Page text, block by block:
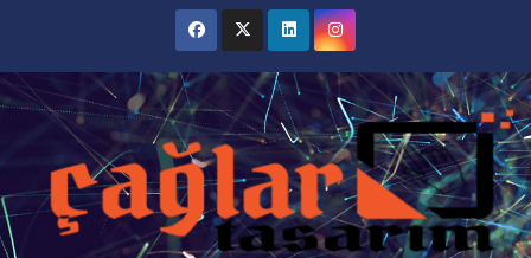
content